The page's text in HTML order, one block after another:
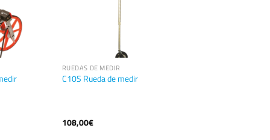
RUEDAS DE MEDIR
C10S Rueda de medir
108,00€